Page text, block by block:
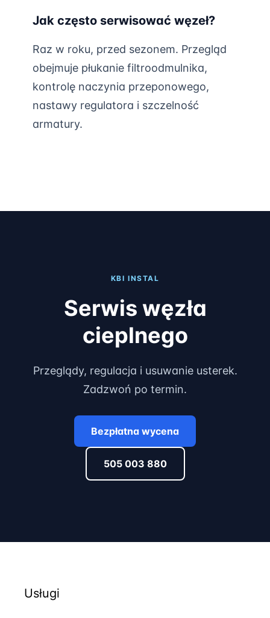
Jak często serwisować węzeł?
Raz w roku, przed sezonem. Przegląd
obejmuje płukanie filtroodmulnika,
kontrolę naczynia przeponowego,
nastawy regulatora i szczelność
armatury.
KBI INSTAL
Serwis węzła
cieplnego
Przeglądy, regulacja i usuwanie usterek.
Zadzwoń po termin.
Bezpłatna wycena
505 003 880
Usługi